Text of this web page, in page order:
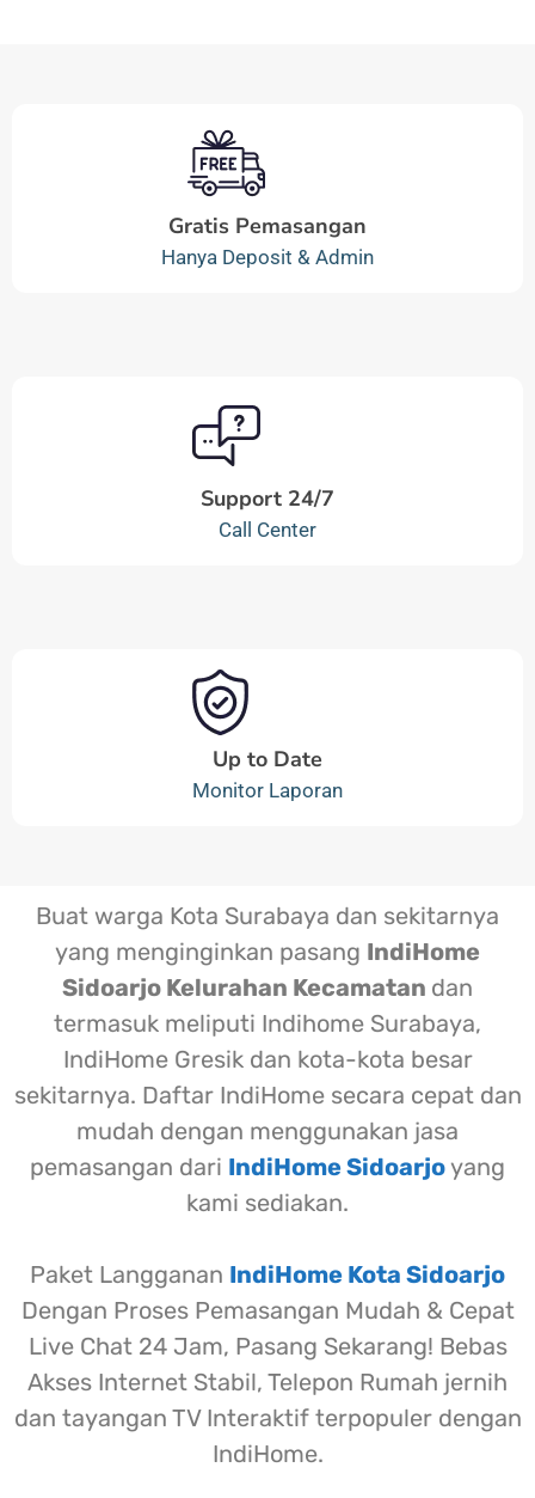
Gratis Pemasangan
Hanya Deposit & Admin
Support 24/7
Call Center
Up to Date
Monitor Laporan
Buat warga Kota Surabaya dan sekitarnya
yang menginginkan pasang IndiHome
Sidoarjo Kelurahan Kecamatan dan
termasuk meliputi Indihome Surabaya,
IndiHome Gresik dan kota-kota besar
sekitarnya. Daftar IndiHome secara cepat dan
mudah dengan menggunakan jasa
pemasangan dari IndiHome Sidoarjoyang
kami sediakan.
Paket Langganan IndiHome Kota Sidoarjo
Dengan Proses Pemasangan Mudah & Cepat
Live Chat 24 Jam, Pasang Sekarang! Bebas
Akses Internet Stabil, Telepon Rumah jernih
dan tayangan TV Interaktif terpopuler dengan
IndiHome.